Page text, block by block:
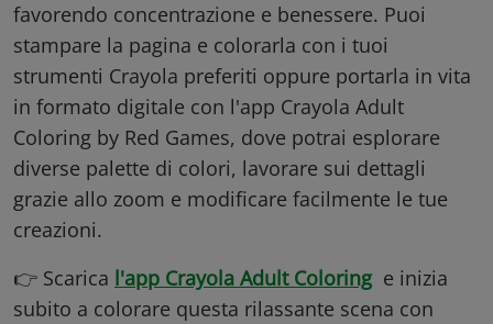
favorendo concentrazione e benessere. Puoi
stampare la pagina e colorarla con i tuoi
strumenti Crayola preferiti oppure portarla in vita
in formato digitale con l'app Crayola Adult
Coloring by Red Games, dove potrai esplorare
diverse palette di colori, lavorare sui dettagli
grazie allo zoom e modificare facilmente le tue
creazioni.
👉 Scarica l'app Crayola Adult Coloring e inizia
subito a colorare questa rilassante scena con